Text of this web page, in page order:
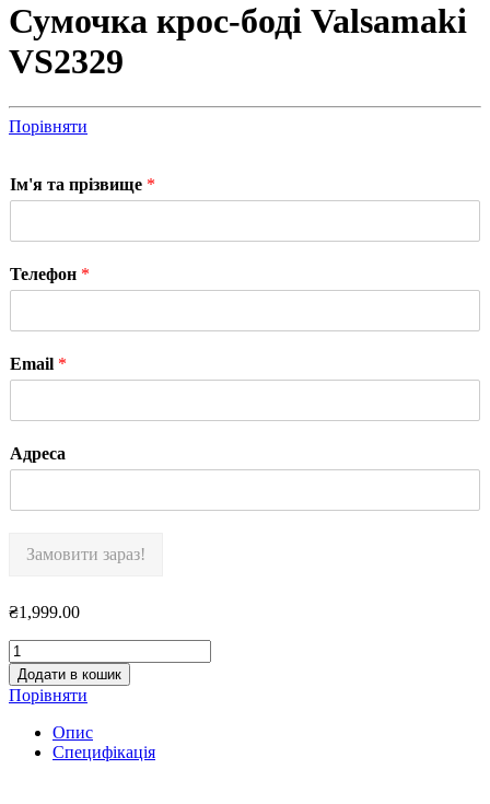
Сумочка крос-боді Valsamaki
VS2329
Порівняти
Ім'я та прізвище *
Телефон *
Email *
Адреса
Замовити зараз!
₴1,999.00
Сумочка
крос-
боді
Valsamaki
VS2329
quantity
Додати в кошик
Порівняти
Опис
Специфікація